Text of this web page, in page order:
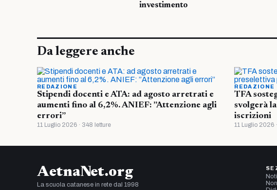
investimento
Da leggere anche
REDAZIONE
Stipendi docenti e ATA: ad agosto arretrati e
aumenti fino al 6,2%. ANIEF: ”Attenzione agli
errori”
11 Luglio 2026 · 348 letture
REDAZIONE
TFA
svolgerà
iscrizioni
11 Luglio 2026
AetnaNet.org
La scuola catanese in rete dal 1998